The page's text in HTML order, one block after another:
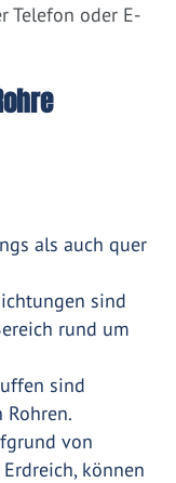
Telefon oder E-
als auch quer
sind
rund um
sind
von
können